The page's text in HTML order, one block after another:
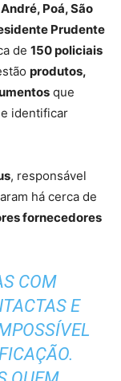
Poá, São
Prudente
de 150 policiais
produtos,
que
identificar
, responsável
há cerca de
fornecedores
COM
E